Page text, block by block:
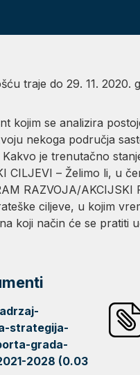
traje do 29. 11. 2020.
kojim se analizira
nekoga područja
je trenutačno
CILJEVI – Želimo li, u
RAZVOJA/
ciljeve, u kojim
koji način će se pratiti
strategija-
grada-
2028 (0.03